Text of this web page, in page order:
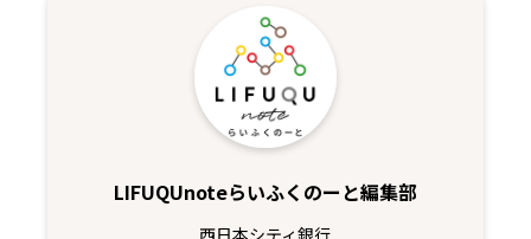
LIFUQUnoteらいふくのーと編集部
西日本シティ銀行